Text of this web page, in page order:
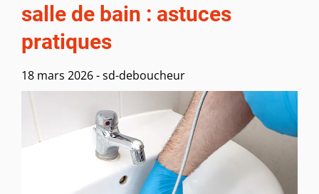
salle de bain : astuces
pratiques
18 mars 2026-sd-deboucheur